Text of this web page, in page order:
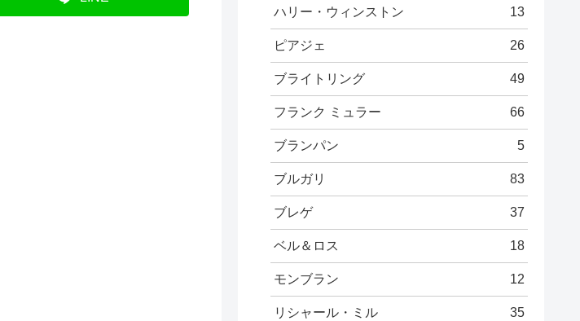
ハリー・ウィンストン 13
ピアジェ 26
ブライトリング 49
フランク ミュラー 66
ブランパン 5
ブルガリ 83
ブレゲ 37
ベル＆ロス 18
モンブラン 12
リシャール・ミル 35